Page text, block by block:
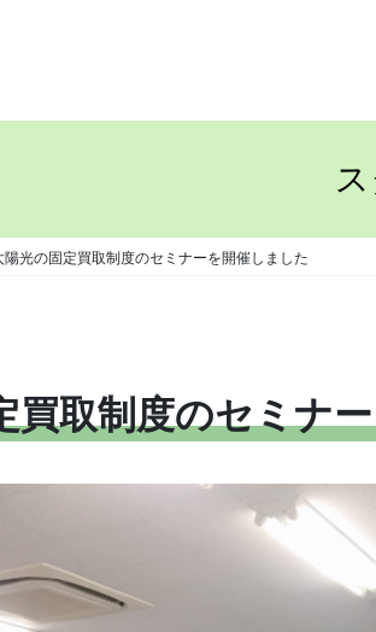
陽光の固定買取制度のセミナーを開催しました
買取制度のセミナ